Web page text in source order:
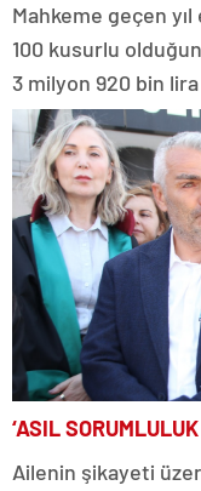
Mahkeme geçen
100 kusurlu
3 milyon 920 bin
‘ASIL
Ailenin şikayeti